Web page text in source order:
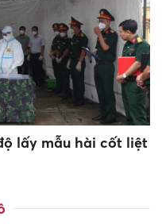
lấy mẫu hài cốt liệt